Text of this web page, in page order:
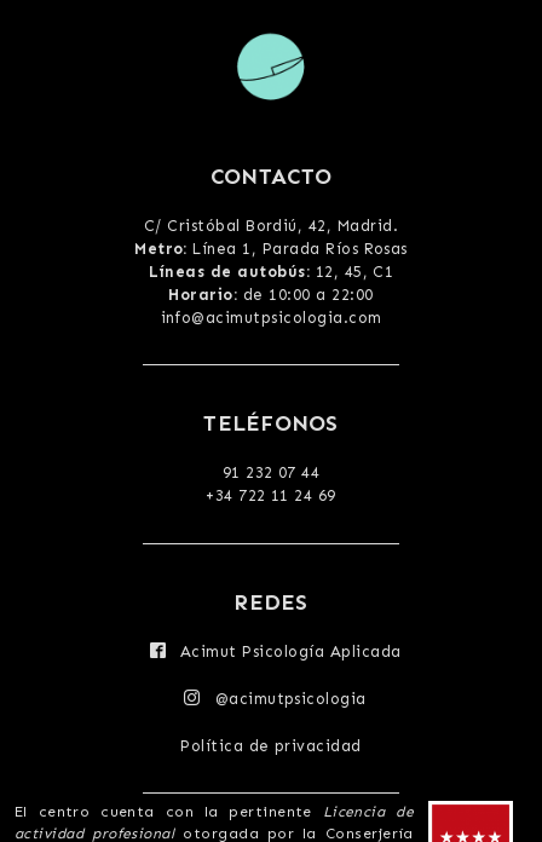
CONTACTO
C/ Cristóbal Bordiú, 42, Madrid .
Metro: Línea 1, Parada Ríos Rosas
Líneas de autobús: 12, 45, C1
Horario: de 10:00 a 22:00
info@acimutpsicologia.com
TELÉFONOS
91 232 07 44
+34 722 11 24 69
REDES
Acimut Psicología Aplicada
@acimutpsicologia
Política de privacidad
El centro cuenta con la pertinente
Licencia de
actividad profesionalotorgada por la Conserjería